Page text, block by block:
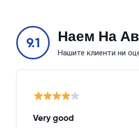
9.1 Наем На
Нашите клиенти ни
Very good